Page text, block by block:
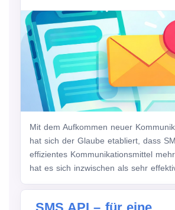
Mit dem Aufkommen neuer
hat sich der Glaube etabliert, dass
effizientes Kommunikationsmittel
hat es sich inzwischen als sehr